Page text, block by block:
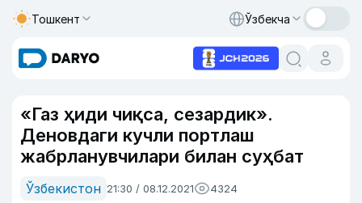
Тошкент Ўзбекча
«Газ ҳиди чиқса, сезардик».
Деновдаги кучли портлаш
жабрланувчилари билан суҳбат
Ўзбекистон 21:30 / 08.12.2021 4324